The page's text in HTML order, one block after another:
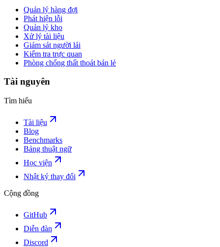
Quản lý hàng đợi
Phát hiện lỗi
Quản lý kho
Xử lý tài liệu
Giám sát người lái
Kiểm tra trực quan
Phòng chống thất thoát bán lẻ
Tài nguyên
Tìm hiểu
Tài liệu
Blog
Benchmarks
Bảng thuật ngữ
Học viện
Nhật ký thay đổi
Cộng đồng
GitHub
Diễn đàn
Discord